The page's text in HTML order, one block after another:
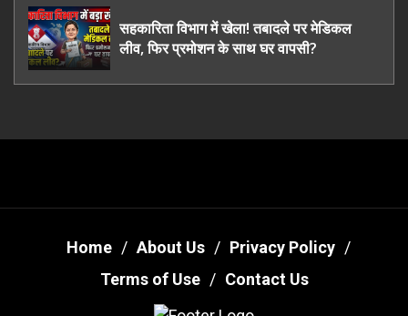
सहकारिता विभाग में खेला! तबादले पर मेडिकल
लीव, फिर प्रमोशन के साथ घर वापसी?
Home About Us
Privacy Policy
Terms of Use
Contact Us